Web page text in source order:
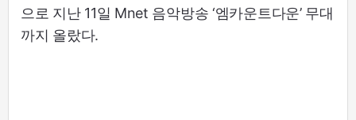
으로 지난 11일 Mnet 음악방송 ‘엠카운트다운’ 무대
까지 올랐다.